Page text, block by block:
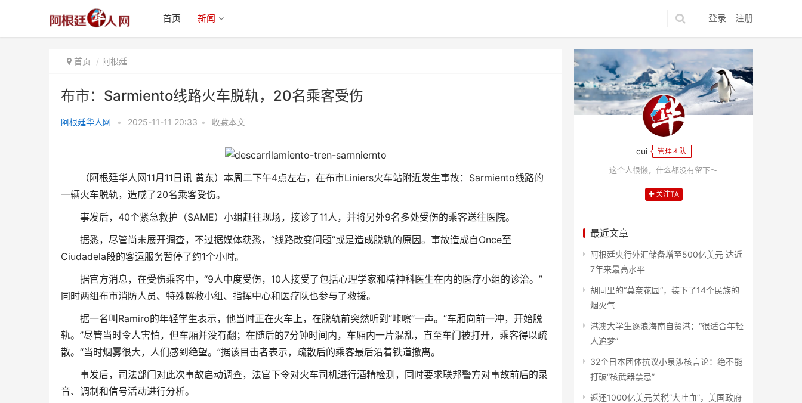
登录 注册
首页 新闻
首页 阿根廷
布市：Sarmiento线路火车脱轨，20名乘客受伤
阿根廷华人网 • 2025-11-11 20:33 • 收藏本文
（阿根廷华人网11月11日讯 黄东）本周二下午4点左右，在布市Liniers火车站附近发生事故：Sarmiento线路的
一辆火车脱轨，造成了20名乘客受伤。
事发后，40个紧急救护（SAME）小组赶往现场，接诊了11人，并将另外9名多处受伤的乘客送往医院。
据悉，尽管尚未展开调查，不过据媒体获悉，“线路改变问题”或是造成脱轨的原因。事故造成自Once至
Ciudadela段的客运服务暂停了约1个小时。
据官方消息，在受伤乘客中，“9人中度受伤，10人接受了包括心理学家和精神科医生在内的医疗小组的诊治。”
同时两组布市消防人员、特殊解救小组、指挥中心和医疗队也参与了救援。
据一名叫Ramiro的年轻学生表示，他当时正在火车上，在脱轨前突然听到“咔嚓”一声。“车厢向前一冲，开始脱
轨。”尽管当时令人害怕，但车厢并没有翻；在随后的7分钟时间内，车厢内一片混乱，直至车门被打开，乘客得以疏
散。“当时烟雾很大，人们感到绝望。”据该目击者表示，疏散后的乘客最后沿着铁道撤离。
事发后，司法部门对此次事故启动调查，法官下令对火车司机进行酒精检测，同时要求联邦警方对事故前后的录
音、调制和信号活动进行分析。
cui 管理团队
这个人很懒，什么都没有留下～
关注TA
最近文章
阿根廷央行外汇储备增至500亿美元 达近
7年来最高水平
胡同里的“莫奈花园”，装下了14个民族的
烟火气
港澳大学生逐浪海南自贸港：“很适合年轻
人追梦”
32个日本团体抗议小泉涉核言论：绝不能
打破“核武器禁忌”
返还1000亿美元关税“大吐血”，美国政府